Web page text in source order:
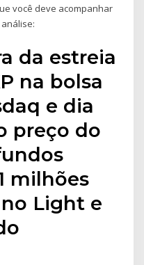
você deve acompanhar
da estreia
na bolsa
e dia
preço do
milhões
no Light e